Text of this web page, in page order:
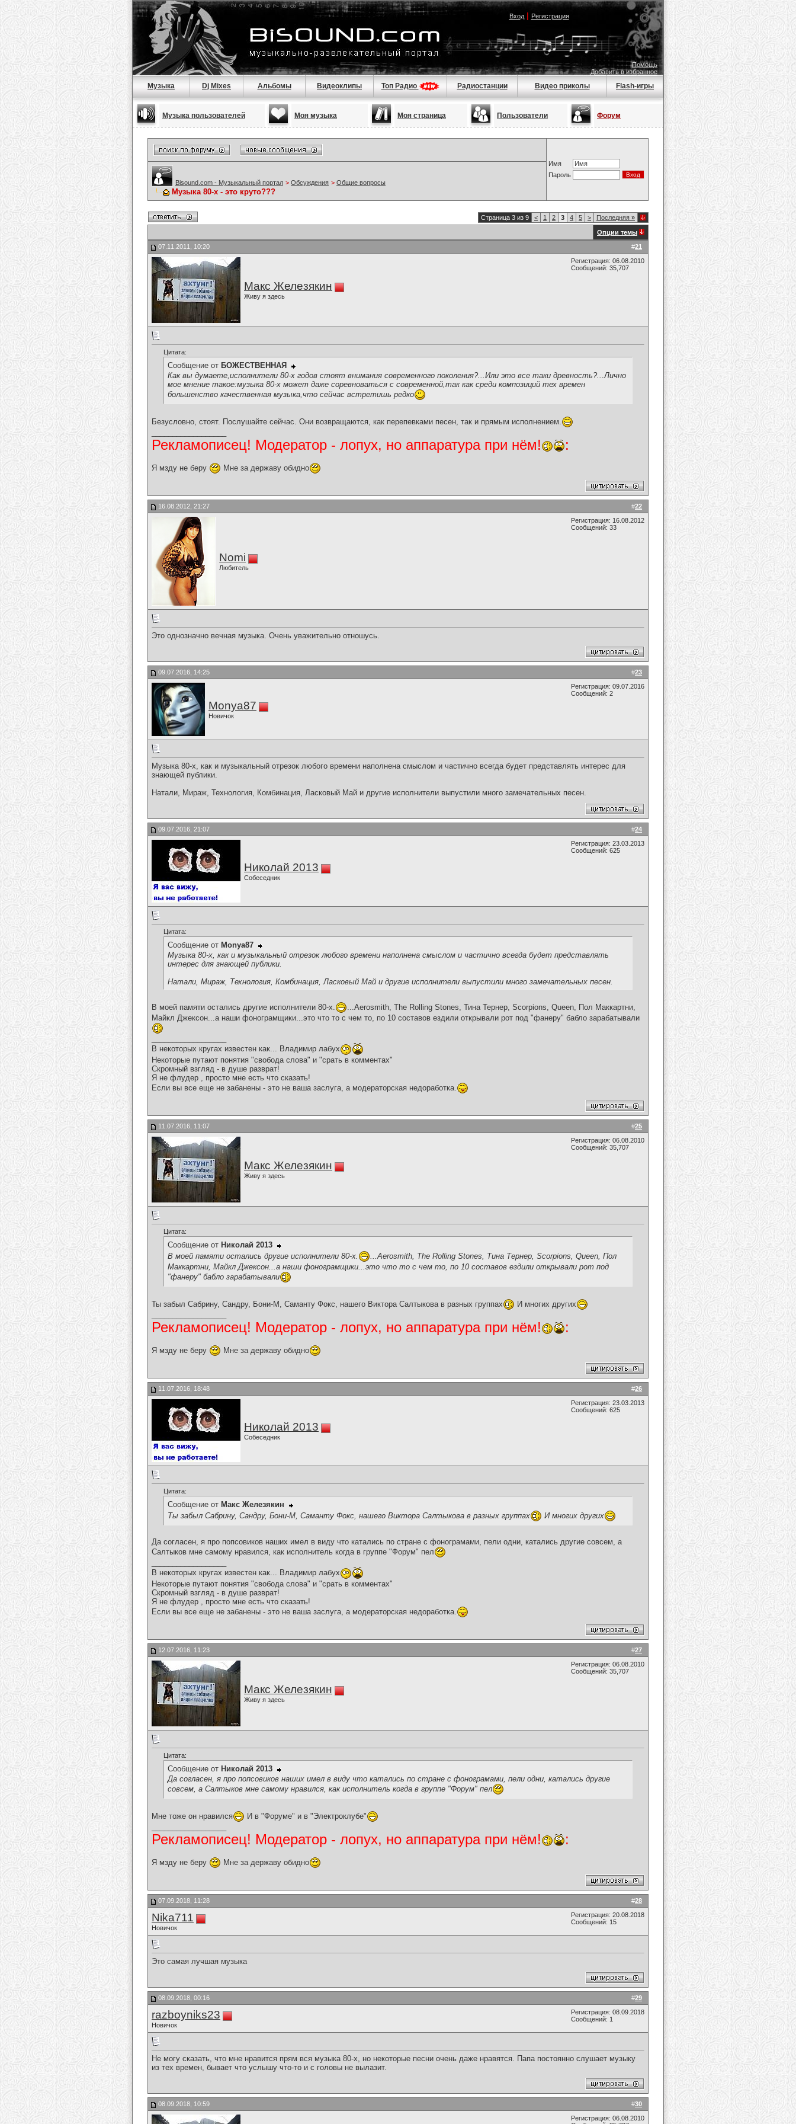
Вход| Регистрация
Помощь
Добавить в избранное
Музыка Dj Mixes Альбомы Видеоклипы Топ Радио Радиостанции Видео приколы Flash-игры
Музыка пользователей Моя музыка Моя страница Пользователи Форум
Имя
Пароль
Bisound.com - Музыкальный портал > Обсуждения > Общие вопросы
Музыка 80-х - это круто???
Страница 3 из 9 < 1 2 3 4 5 > Последняя »
Опции темы
#21
07.11.2011, 10:20
Макс Железякин
Живу я здесь
Регистрация: 06.08.2010
Сообщений: 35,707
Цитата:
Сообщение от БОЖЕСТВЕННАЯ
Как вы думаете,исполнители 80-х годов стоят внимания современного поколения?...Или это все таки древность?...Лично
мое мнение такое:музыка 80-х может даже соревноваться с современной,так как среди композиций тех времен
большенство качественная музыка,что сейчас встретишь редко
Безусловно, стоят. Послушайте сейчас. Они возвращаются, как перепевками песен, так и прямым исполнением.
Рекламописец! Модератор - лопух, но аппаратура при нём! :
Я мзду не беру Мне за державу обидно
#22
16.08.2012, 21:27
Nomi
Любитель
Регистрация: 16.08.2012
Сообщений: 33
Это однозначно вечная музыка. Очень уважительно отношусь.
#23
09.07.2016, 14:25
Monya87
Новичок
Регистрация: 09.07.2016
Сообщений: 2
Музыка 80-х, как и музыкальный отрезок любого времени наполнена смыслом и частично всегда будет представлять интерес для
знающей публики.
Натали, Мираж, Технология, Комбинация, Ласковый Май и другие исполнители выпустили много замечательных песен.
#24
09.07.2016, 21:07
Николай 2013
Собеседник
Регистрация: 23.03.2013
Сообщений: 625
Цитата:
Сообщение от Monya87
Музыка 80-х, как и музыкальный отрезок любого времени наполнена смыслом и частично всегда будет представлять
интерес для знающей публики.
Натали, Мираж, Технология, Комбинация, Ласковый Май и другие исполнители выпустили много замечательных песен.
В моей памяти остались другие исполнители 80-х.
...Aerosmith, The Rolling Stones, Тина Тернер, Scorpions, Queen, Пол Маккартни,
Майкл Джексон...а наши фонограмщики...это что то с чем то, по 10 составов ездили открывали рот под "фанеру" бабло зарабатывали
В некоторых кругах известен как... Владимир лабух
Некоторые путают понятия "свобода слова" и "срать в комментах"
Скромный взгляд - в душе разврат!
Я не флудер , просто мне есть что сказать!
Если вы все еще не забанены - это не ваша заслуга, а модераторская недоработка.
#25
11.07.2016, 11:07
Макс Железякин
Живу я здесь
Регистрация: 06.08.2010
Сообщений: 35,707
Цитата:
Сообщение от Николай 2013
В моей памяти остались другие исполнители 80-х.
...Aerosmith, The Rolling Stones, Тина Тернер, Scorpions, Queen, Пол
Маккартни, Майкл Джексон...а наши фонограмщики...это что то с чем то, по 10 составов ездили открывали рот под
"фанеру" бабло зарабатывали
Ты забыл Сабрину, Сандру, Бони-М, Саманту Фокс, нашего Виктора Салтыкова в разных группах
И многих других
Рекламописец! Модератор - лопух, но аппаратура при нём! :
Я мзду не беру Мне за державу обидно
#26
11.07.2016, 18:48
Николай 2013
Собеседник
Регистрация: 23.03.2013
Сообщений: 625
Цитата:
Сообщение от Макс Железякин
Ты забыл Сабрину, Сандру, Бони-М, Саманту Фокс, нашего Виктора Салтыкова в разных группах
И многих других
Да согласен, я про попсовиков наших имел в виду что катались по стране с фонограмами, пели одни, катались другие совсем, а
Салтыков мне самому нравился, как исполнитель когда в группе "Форум" пел
В некоторых кругах известен как... Владимир лабух
Некоторые путают понятия "свобода слова" и "срать в комментах"
Скромный взгляд - в душе разврат!
Я не флудер , просто мне есть что сказать!
Если вы все еще не забанены - это не ваша заслуга, а модераторская недоработка.
#27
12.07.2016, 11:23
Макс Железякин
Живу я здесь
Регистрация: 06.08.2010
Сообщений: 35,707
Цитата:
Сообщение от Николай 2013
Да согласен, я про попсовиков наших имел в виду что катались по стране с фонограмами, пели одни, катались другие
совсем, а Салтыков мне самому нравился, как исполнитель когда в группе "Форум" пел
Мне тоже он нравился
И в "Форуме" и в "Электроклубе"
Рекламописец! Модератор - лопух, но аппаратура при нём! :
Я мзду не беру Мне за державу обидно
#28
07.09.2018, 11:28
Nika711
Новичок
Регистрация: 20.08.2018
Сообщений: 15
Это самая лучшая музыка
#29
08.09.2018, 00:16
razboyniks23
Новичок
Регистрация: 08.09.2018
Сообщений: 1
Не могу сказать, что мне нравится прям вся музыка 80-х, но некоторые песни очень даже нравятся. Папа постоянно слушает музыку
из тех времен, бывает что услышу что-то и с головы не вылазит.
#30
08.09.2018, 10:59
Регистрация: 06.08.2010